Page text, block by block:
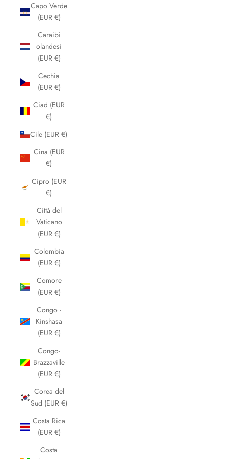
Capo Verde
(EUR €)
Caraibi
olandesi
(EUR €)
Cechia
(EUR €)
Ciad (EUR
€)
Cile (EUR €)
Cina (EUR
€)
Cipro (EUR
€)
Città del
Vaticano
(EUR €)
Colombia
(EUR €)
Comore
(EUR €)
Congo -
Kinshasa
(EUR €)
Congo-
Brazzaville
(EUR €)
Corea del
Sud (EUR €)
Costa Rica
(EUR €)
Costa